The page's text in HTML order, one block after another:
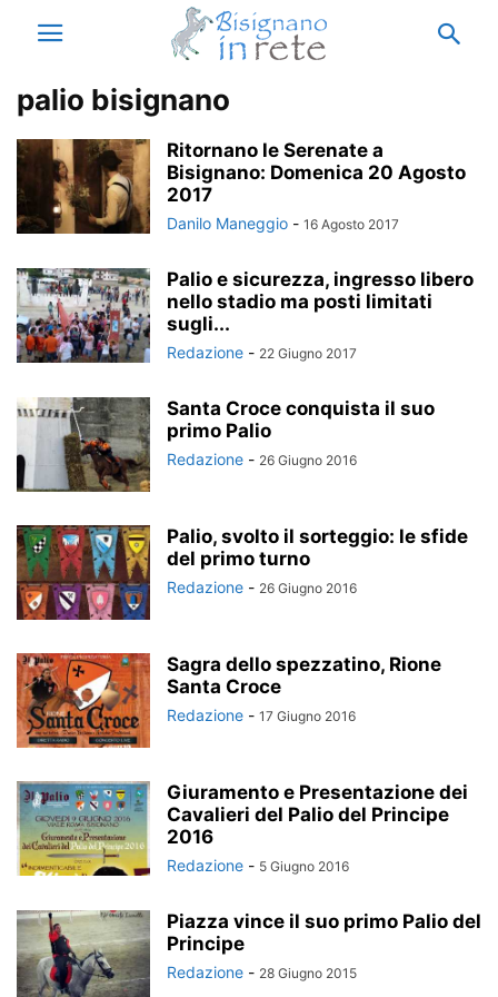
palio bisignano
Ritornano le Serenate a
Bisignano: Domenica 20 Agosto
2017
Danilo Maneggio - 16 Agosto 2017
Palio e sicurezza, ingresso libero
nello stadio ma posti limitati
sugli...
Redazione - 22 Giugno 2017
Santa Croce conquista il suo
primo Palio
Redazione - 26 Giugno 2016
Palio, svolto il sorteggio: le sfide
del primo turno
Redazione - 26 Giugno 2016
Sagra dello spezzatino, Rione
Santa Croce
Redazione - 17 Giugno 2016
Giuramento e Presentazione dei
Cavalieri del Palio del Principe
2016
Redazione - 5 Giugno 2016
Piazza vince il suo primo Palio del
Principe
Redazione - 28 Giugno 2015